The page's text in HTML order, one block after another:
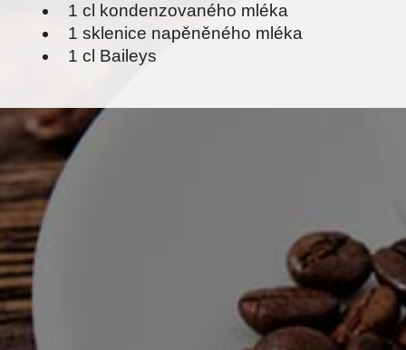
1 cl kondenzovaného mléka
1 sklenice napěněného mléka
1 cl Baileys